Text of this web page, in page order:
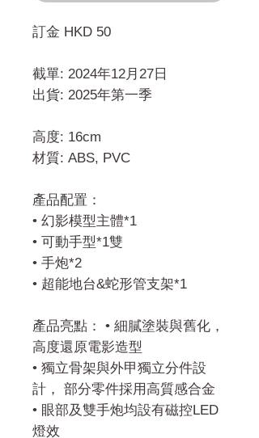
訂金 HKD 50
截單: 2024年12月27日
出貨: 2025年第一季
高度: 16cm
材質: ABS, PVC
產品配置：
• 幻影模型主體*1
• 可動手型*1雙
• 手炮*2
• 超能地台&蛇形管支架*1
產品亮點： • 細膩塗裝與舊化，
高度還原電影造型
• 獨立骨架與外甲獨立分件設
計， 部分零件採用高質感合金
• 眼部及雙手炮均設有磁控LED
燈效